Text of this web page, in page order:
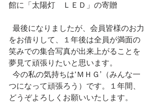
館に「太陽灯　ＬＥＤ」の寄贈
をお借りして、１年後は全員が満面の
笑みでの集合写真が出来上がることを
夢見て頑張りたいと思います。
つになって頑張ろう）です。１年間、
どうぞよろしくお願いいたします。